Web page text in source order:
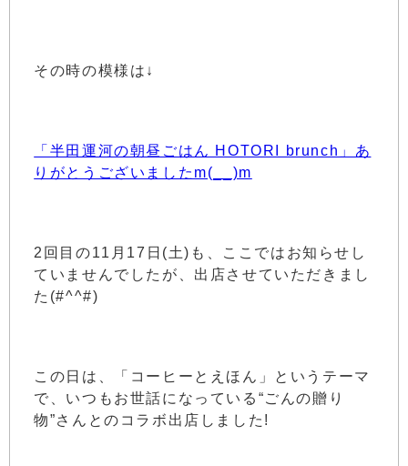
その時の模様は↓
「半田運河の朝昼ごはん HOTORI brunch」あ
りがとうございましたm(__)m
2回目の11月17日(土)も、ここではお知らせし
ていませんでしたが、出店させていただきまし
た(#^^#)
この日は、「コーヒーとえほん」というテーマ
で、いつもお世話になっている“ごんの贈り
物”さんとのコラボ出店しました!